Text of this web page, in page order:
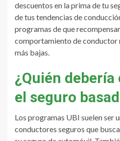
descuentos en la prima de tu
de tus tendencias de
programas de que
comportamiento de conductor
más bajas.
¿Quién
el seguro
Los programas UBI suelen ser
conductores seguros que